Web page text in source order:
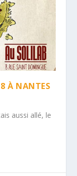
À NANTES
aussi allé, le